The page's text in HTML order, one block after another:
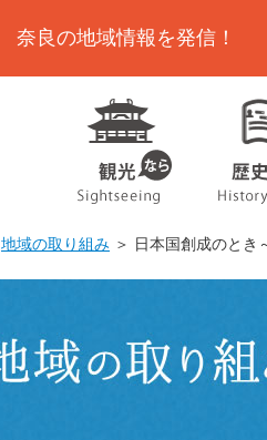
奈良の地域情報を発信！
地域の取り組み ＞ 日本国創成のとき